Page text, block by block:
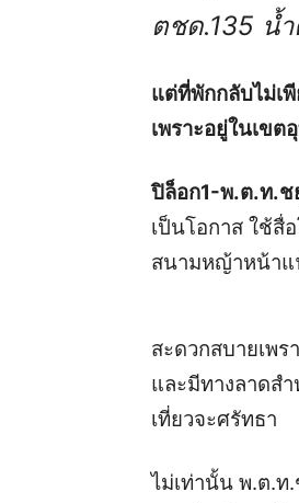
ตชด.135 น้
แต่ที่พักกลับไม่เพี
เพราะอยู่ในเข
ปิล็อก1-พ.ต.ท.ช
เป็นโอกาส ใช้สื่
สนามหญ้าหน้าแ
สะดวกสบายเพ
และมีทางลาดส
เที่ยวจะศรัทธา
ไม่เท่านั้น พ.ต.ท